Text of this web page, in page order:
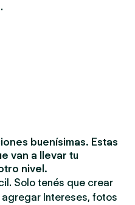
buenísimas. Estas
van a llevar tu
nivel.
Solo tenés que crear
Intereses, fotos